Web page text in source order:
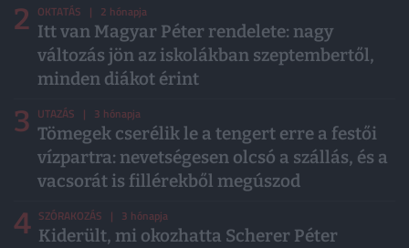
2 OKTATÁS | 2 hónapja
Itt van Magyar Péter rendelete: nagy
változás jön az iskolákban szeptembertől,
minden diákot érint
3 UTAZÁS | 3 hónapja
Tömegek cserélik le a tengert erre a festői
vízpartra: nevetségesen olcsó a szállás, és a
vacsorát is fillérekből megúszod
4 SZÓRAKOZÁS | 3 hónapja
Kiderült, mi okozhatta Scherer Péter